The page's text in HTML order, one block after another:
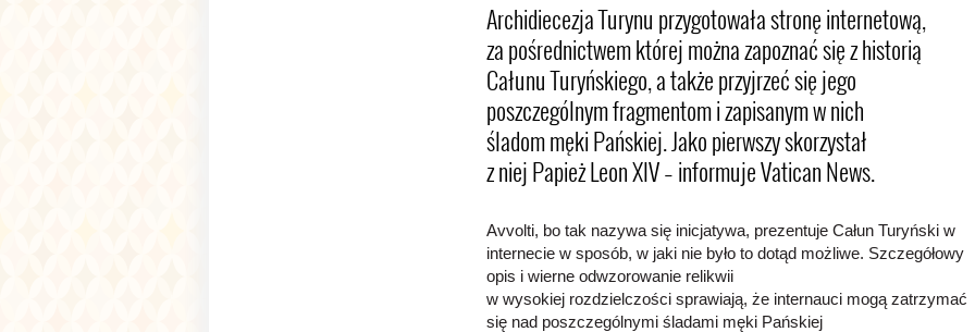
Archidiecezja Turynu przygotowała stronę internetową,
za pośrednictwem której można zapoznać się z historią
Całunu Turyńskiego, a także przyjrzeć się jego
poszczególnym fragmentom i zapisanym w nich
śladom męki Pańskiej. Jako pierwszy skorzystał
z niej Papież Leon XIV – informuje Vatican News.
Avvolti, bo tak nazywa się inicjatywa, prezentuje Całun Turyński w
internecie w sposób, w jaki nie było to dotąd możliwe. Szczegółowy
opis i wierne odwzorowanie relikwii
w wysokiej rozdzielczości sprawiają, że internauci mogą zatrzymać
się nad poszczególnymi śladami męki Pańskiej